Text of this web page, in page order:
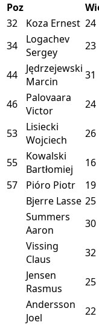
Poz
32
Koza Ernest 24
34
Logachev
Sergey
23
44
Jędrzejewski
Marcin
31
46
Palovaara
Victor
24
53
Lisiecki
Wojciech
26
55
Kowalski
Bartłomiej
16
57
Pióro Piotr 19
Bjerre Lasse 25
Summers
Aaron
30
Vissing
Claus
32
Jensen
Rasmus
25
Andersson
Joel
22